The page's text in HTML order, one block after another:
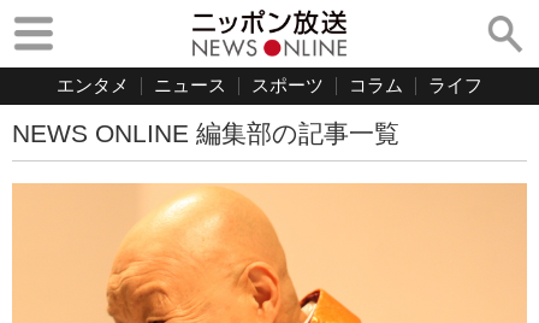
エンタメ ニュース スポーツ コラム ライフ
NEWS ONLINE 編集部の記事一覧